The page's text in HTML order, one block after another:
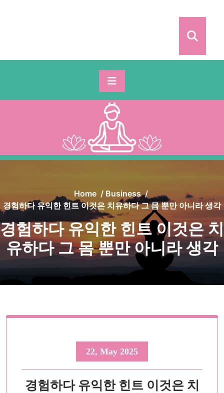
Home / Business/
경험하다 유익한 힌트 이것은 치유하다 그 몸 뿐만 아니라 생각
경험하다 유익한 힌트 이것은 치
유하다 그 몸 뿐만 아니라 생각
22, May 2025
경험하다 유익한 힌트 이것은 치